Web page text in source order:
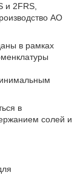
и 2FRS,
АО
в рамках
в
солей и